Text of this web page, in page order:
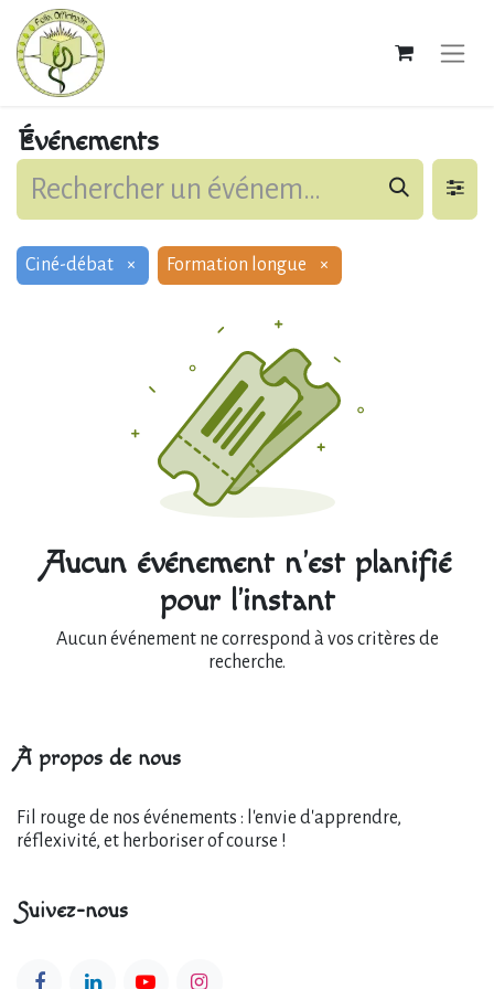
Événements
Ciné-débat × Formation longue ×
Aucun événement n'est planifié
pour l'instant
Aucun événement ne correspond à vos critères de
recherche.
À propos de nous
Fil rouge de nos événements : l'envie d'apprendre,
réflexivité, et herboriser of course !
Suivez-nous